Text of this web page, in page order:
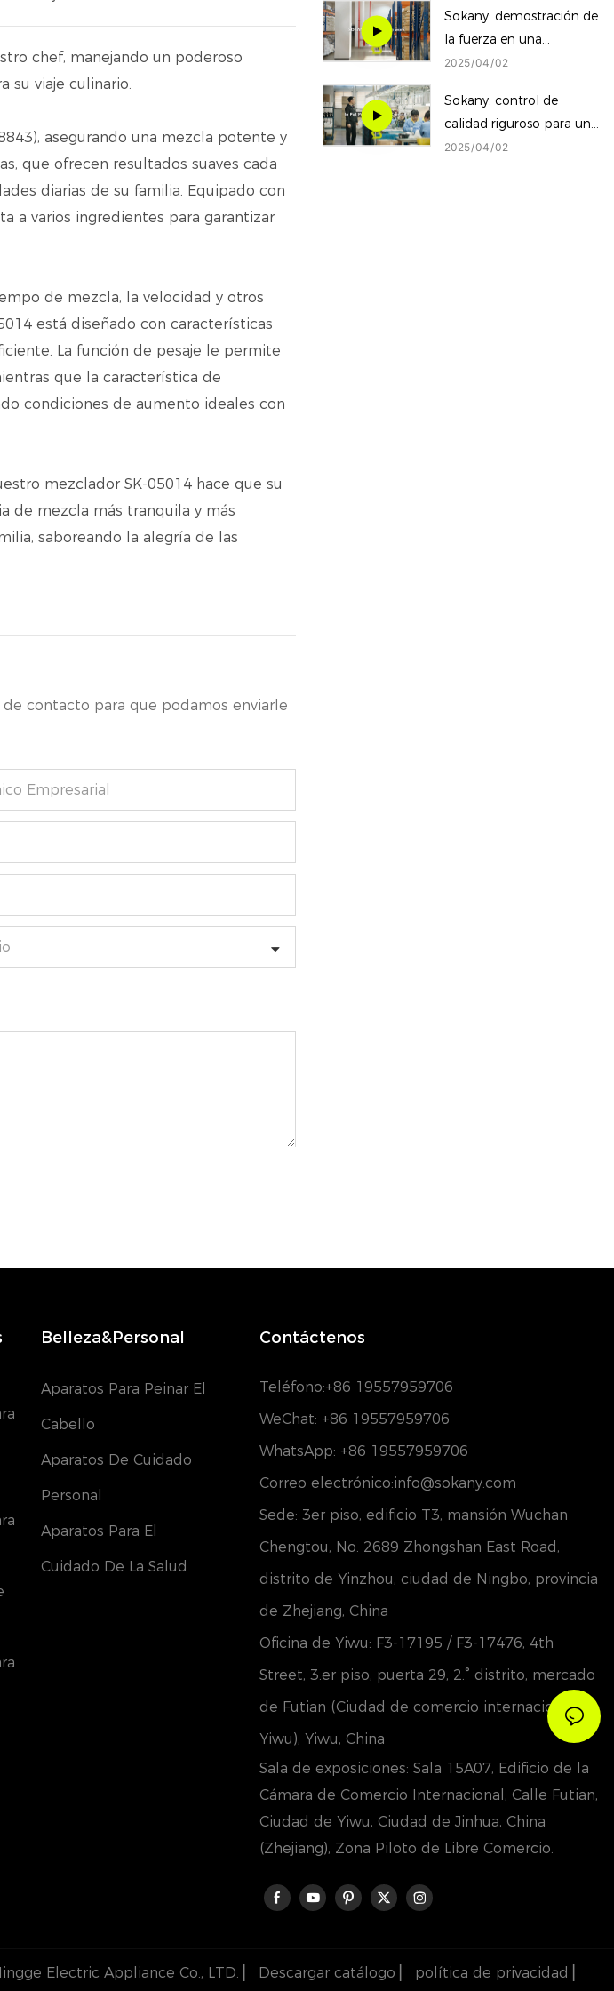
chef, manejando un poderoso
su viaje culinario.
asegurando una mezcla potente y
que ofrecen resultados suaves cada
diarias de su familia. Equipado con
a varios ingredientes para garantizar
de mezcla, la velocidad y otros
está diseñado con características
La función de pesaje le permite
que la característica de
condiciones de aumento ideales con
mezclador SK-05014 hace que su
de mezcla más tranquila y más
saboreando la alegría de las
contacto para que podamos enviarle
Empresarial
electrodomésticos
pequeños
Sokany: demostración de
la fuerza en una
producción eficiente
2025 04 02
Sokany: control de
calidad riguroso para una
calidad excepcional
2025 04 02
Belleza&Personal
Aparatos Para Peinar El
Cabello
Aparatos De Cuidado
Personal
Aparatos Para El
Cuidado De La Salud
Contáctenos
Teléfono:+86 19557959706
WeChat: +86 19557959706
WhatsApp: +86 19557959706
Correo electrónico:info@sokany.com
Sede: 3er piso, edificio T3, mansión Wuchan
Chengtou, No. 2689 Zhongshan East Road,
distrito de Yinzhou, ciudad de Ningbo, provincia
de Zhejiang, China
Oficina de Yiwu: F3-17195 / F3-17476, 4th
Street, 3.er piso, puerta 29, 2.° distrito, mercado
de Futian (Ciudad de comercio internacional de
Yiwu), Yiwu, China
Sala de exposiciones: Sala 15A07, Edificio de la
Cámara de Comercio Internacional, Calle Futian,
Ciudad de Yiwu, Ciudad de Jinhua, China
(Zhejiang), Zona Piloto de Libre Comercio.
Electric Appliance Co., LTD. ▏ Descargar catálogo política de privacidad